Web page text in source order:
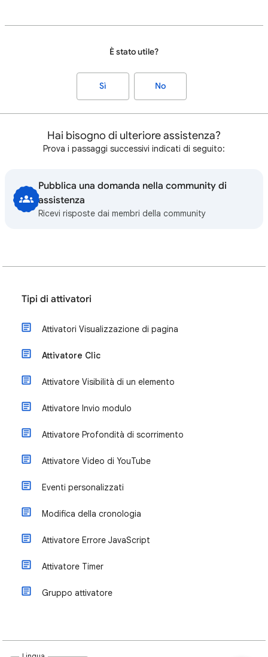
È stato utile?
Sì No
Hai bisogno di ulteriore assistenza?
Prova i passaggi successivi indicati di seguito:
Pubblica una domanda nella community di
assistenza
Ricevi risposte dai membri della community
Tipi di attivatori
Attivatori Visualizzazione di pagina
Attivatore Clic
Attivatore Visibilità di un elemento
Attivatore Invio modulo
Attivatore Profondità di scorrimento
Attivatore Video di YouTube
Eventi personalizzati
Modifica della cronologia
Attivatore Errore JavaScript
Attivatore Timer
Gruppo attivatore